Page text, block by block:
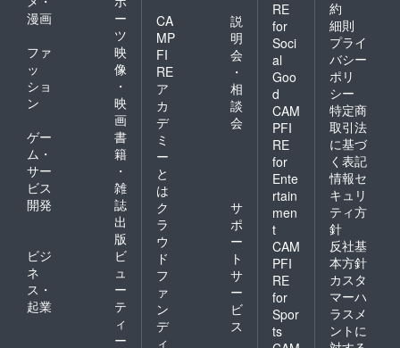
漫画
ー
ツ
ファ
ッ
ショ
ン
映
像
・
映
画
ゲー
ム・
サー
ビス
開発
書
籍
・
雑
誌
出
版
ビジ
ネ
ス・
起業
ビ
ュ
ー
テ
ィ
ー
CA
MP
FI
RE
ア
カ
デ
ミ
ー
と
は
説
明
会
・
相
談
会
ク
ラ
ウ
ド
フ
ァ
ン
デ
ィ
サ
ポ
ー
ト
サ
ー
ビ
ス
RE
for
Soci
al
Goo
d
CAM
PFI
RE
for
Ente
rtain
men
t
CAM
PFI
RE
for
Spor
ts
約
細則
プライ
バシー
ポリ
シー
特定商
取引法
に基づ
く表記
情報セ
キュリ
ティ方
針
反社基
本方針
カスタ
マーハ
ラスメ
ントに